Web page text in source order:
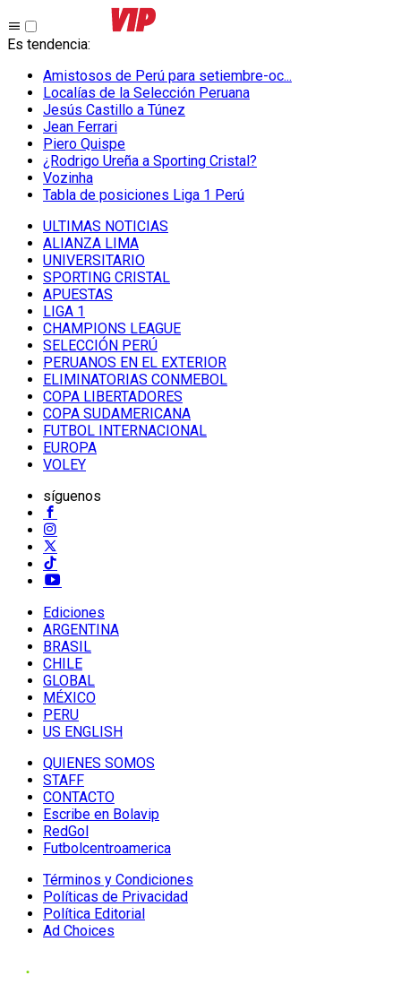
Es tendencia:
Amistosos de Perú para setiembre-oc...
Localías de la Selección Peruana
Jesús Castillo a Túnez
Jean Ferrari
Piero Quispe
¿Rodrigo Ureña a Sporting Cristal?
Vozinha
Tabla de posiciones Liga 1 Perú
ULTIMAS NOTICIAS
ALIANZA LIMA
UNIVERSITARIO
SPORTING CRISTAL
APUESTAS
LIGA 1
CHAMPIONS LEAGUE
SELECCIÓN PERÚ
PERUANOS EN EL EXTERIOR
ELIMINATORIAS CONMEBOL
COPA LIBERTADORES
COPA SUDAMERICANA
FUTBOL INTERNACIONAL
EUROPA
VOLEY
síguenos
Ediciones
ARGENTINA
BRASIL
CHILE
GLOBAL
MÉXICO
PERU
US ENGLISH
QUIENES SOMOS
STAFF
CONTACTO
Escribe en Bolavip
RedGol
Futbolcentroamerica
Términos y Condiciones
Políticas de Privacidad
Política Editorial
Ad Choices